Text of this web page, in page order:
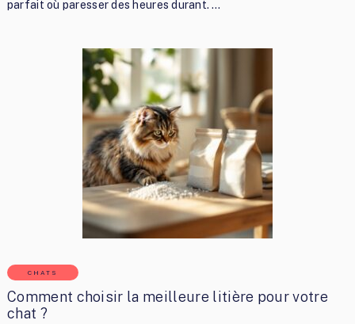
parfait où paresser des heures durant. …
CHATS
Comment choisir la meilleure litière pour votre
chat ?